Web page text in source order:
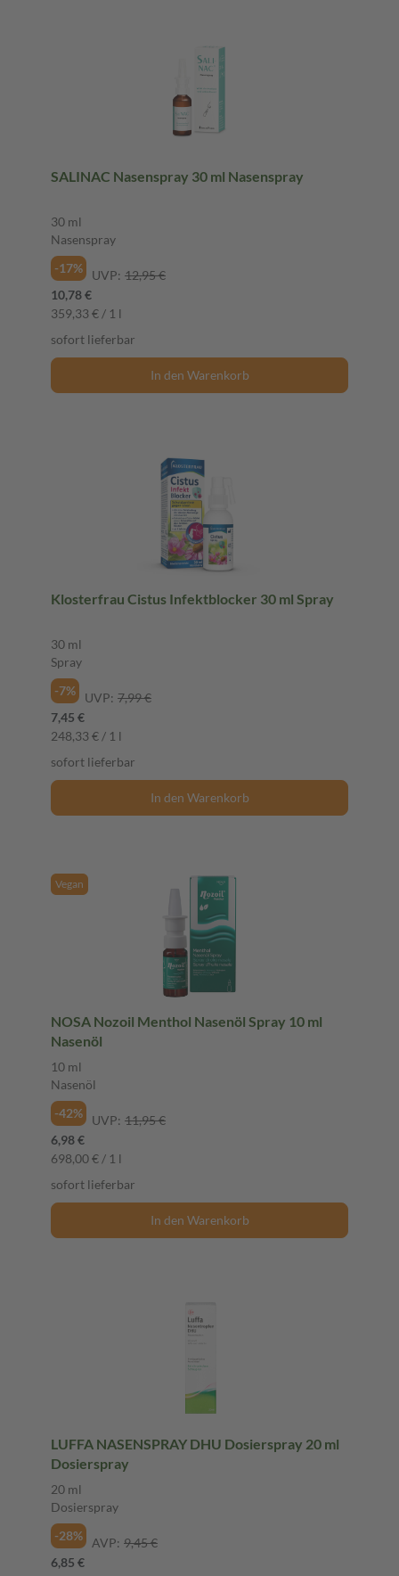
SALINAC Nasenspray 30 ml Nasenspray
30 ml
Nasenspray
-17%
UVP: 12,95 €
10,78 €
359,33 € / 1 l
sofort lieferbar
In den Warenkorb
Klosterfrau Cistus Infektblocker 30 ml Spray
30 ml
Spray
-7%
UVP: 7,99 €
7,45 €
248,33 € / 1 l
sofort lieferbar
In den Warenkorb
Vegan
NOSA Nozoil Menthol Nasenöl Spray 10 ml
Nasenöl
10 ml
Nasenöl
-42%
UVP: 11,95 €
6,98 €
698,00 € / 1 l
sofort lieferbar
In den Warenkorb
LUFFA NASENSPRAY DHU Dosierspray 20 ml
Dosierspray
20 ml
Dosierspray
-28%
AVP: 9,45 €
6,85 €